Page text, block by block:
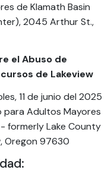
de Klamath Basin
2045 Arthur St.,
el Abuso de
de Lakeview
11 de junio del 2025
para Adultos Mayores
formerly Lake County
Oregon 97630